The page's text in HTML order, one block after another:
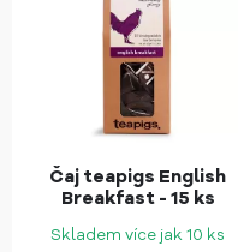
Čaj teapigs English
Breakfast - 15 ks
Skladem více jak 10 ks